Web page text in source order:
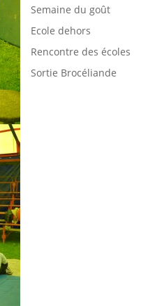
Semaine du goût
Ecole dehors
Rencontre des écoles
Sortie Brocéliande